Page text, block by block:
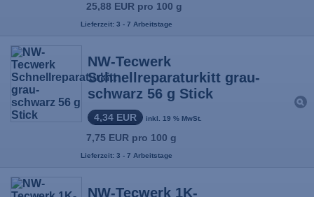
25,88 EUR pro 100 g
Lieferzeit: 3 - 7 Arbeitstage
NW-Tecwerk
Schnellreparaturkitt grau-
schwarz 56 g Stick
4,34 EUR inkl. 19 % MwSt.
7,75 EUR pro 100 g
Lieferzeit: 3 - 7 Arbeitstage
NW-Tecwerk 1K-